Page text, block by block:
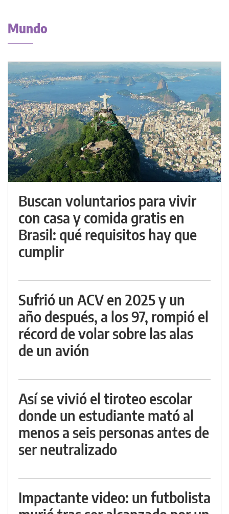
Mundo
Buscan voluntarios para vivir
con casa y comida gratis en
Brasil: qué requisitos hay que
cumplir
Sufrió un ACV en 2025 y un
año después, a los 97, rompió el
récord de volar sobre las alas
de un avión
Así se vivió el tiroteo escolar
donde un estudiante mató al
menos a seis personas antes de
ser neutralizado
Impactante video: un futbolista